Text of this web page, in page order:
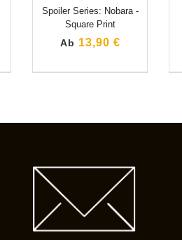
Spoiler Series: Nobara -
Square Print
Ab 13,90 €